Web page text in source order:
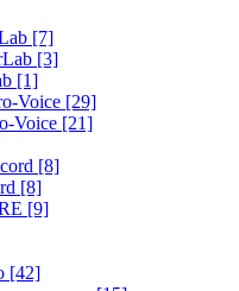
[7]
[3]
[1]
Voice [29]
Voice [21]
[8]
[8]
[9]
[42]